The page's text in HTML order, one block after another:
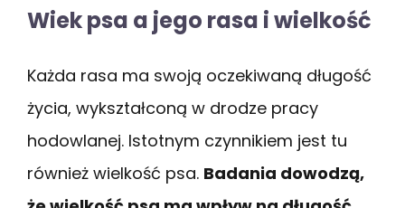
Wiek psa a jego rasa i wielkość
Każda rasa ma swoją oczekiwaną długość
życia, wykształconą w drodze pracy
hodowlanej. Istotnym czynnikiem jest tu
również wielkość psa. Badania dowodzą,